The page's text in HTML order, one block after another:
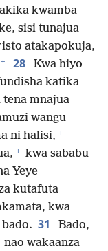
kwamba
sisi tunajua
atakapokuja,
+ 28
Kwa hiyo
katika
mnajua
wangu
ni halisi, +
+ kwa sababu
Yeye
kutafuta
kwa
31
Bado,
nao wakaanza